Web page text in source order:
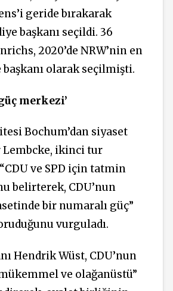
geride bırakarak
başkanı seçildi. 36
2020’de NRW’nin en
başkanı olarak seçilmişti.
merkezi’
Bochum’dan siyaset
ikinci tur
ve SPD için tatmin
belirterek, CDU’nun
bir numaralı güç”
vurguladı.
Hendrik Wüst, CDU’nun
ve olağanüstü”